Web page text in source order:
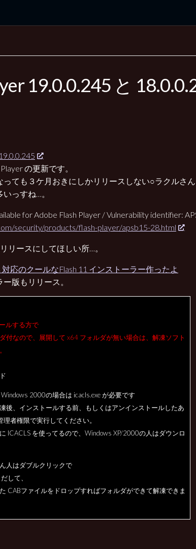
Edition
19.0.0.245 と
の更新です。
っても３ケ月おきにしかリリースしない○ラクルさ
っすね…。
for Adobe Flash Player / Vulnerability identifier:
security/products/flash-player/apsb15-28.html
リースにしてほしい所…。
対応のクールなFlash 11 インストーラー作ったよ
版もリリース。
ルする方で
付なので、展開して x64 フォルダが無い場合は、解凍ソフト
2000の場合は icacls.exe が必要です
後、インストールする前、もしくはアンインストールしたあ
理者権限で実行してください。
ICACLS を使ってるので、Windows XP/2000の人はダウンロ
人はダブルクリックで
して、
CABファイルをドロップすればフォルダができて解凍できま